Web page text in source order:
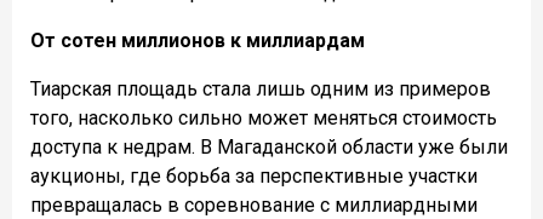
От сотен миллионов к миллиардам
Тиарская площадь стала лишь одним из примеров
того, насколько сильно может меняться стоимость
доступа к недрам. В Магаданской области уже были
аукционы, где борьба за перспективные участки
превращалась в соревнование с миллиардными